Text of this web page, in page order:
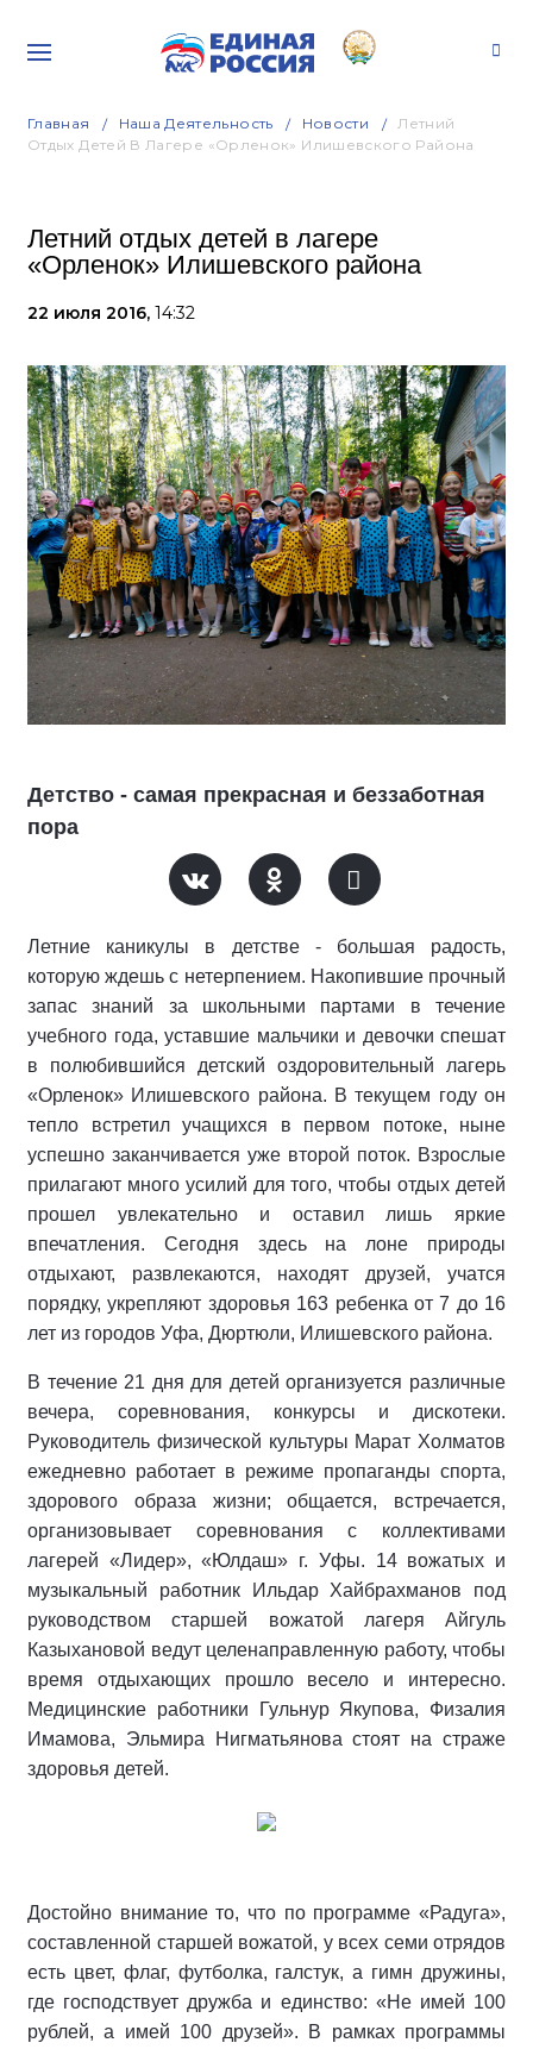
Главная Наша Деятельность Новости
Летний
Отдых Детей В Лагере «Орленок» Илишевского Района
Летний отдых детей в лагере
«Орленок» Илишевского района
22 июля 2016, 14:32
Детство - самая прекрасная и беззаботная
пора
Летние каникулы в детстве - большая радость,
которую ждешь с нетерпением. Накопившие прочный
запас знаний за школьными партами в течение
учебного года, уставшие мальчики и девочки спешат
в полюбившийся детский оздоровительный лагерь
«Орленок» Илишевского района. В текущем году он
тепло встретил учащихся в первом потоке, ныне
успешно заканчивается уже второй поток. Взрослые
прилагают много усилий для того, чтобы отдых детей
прошел увлекательно и оставил лишь яркие
впечатления. Сегодня здесь на лоне природы
отдыхают, развлекаются, находят друзей, учатся
порядку, укрепляют здоровья 163 ребенка от 7 до 16
лет из городов Уфа, Дюртюли, Илишевского района.
В течение 21 дня для детей организуется различные
вечера, соревнования, конкурсы и дискотеки.
Руководитель физической культуры Марат Холматов
ежедневно работает в режиме пропаганды спорта,
здорового образа жизни; общается, встречается,
организовывает соревнования с коллективами
лагерей «Лидер», «Юлдаш» г. Уфы. 14 вожатых и
музыкальный работник Ильдар Хайбрахманов под
руководством старшей вожатой лагеря Айгуль
Казыхановой ведут целенаправленную работу, чтобы
время отдыхающих прошло весело и интересно.
Медицинские работники Гульнур Якупова, Физалия
Имамова, Эльмира Нигматьянова стоят на страже
здоровья детей.
Достойно внимание то, что по программе «Радуга»,
составленной старшей вожатой, у всех семи отрядов
есть цвет, флаг, футболка, галстук, а гимн дружины,
где господствует дружба и единство: «Не имей 100
рублей, а имей 100 друзей». В рамках программы